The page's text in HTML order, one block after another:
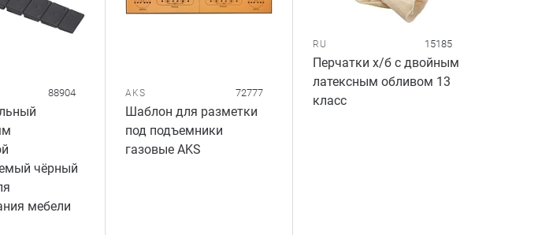
88904
чёрный
мебели
AKS 72777
Шаблон для разметки
под подъемники
газовые AKS
RU 15185
Перчатки х/б с двойным
латексным обливом 13
класс